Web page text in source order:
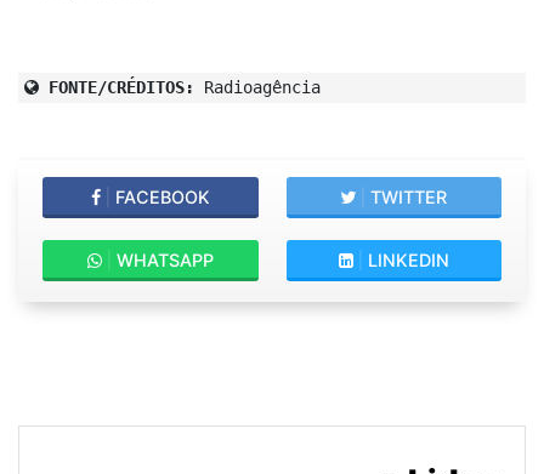
FONTE/CRÉDITOS: Radioagência
FACEBOOK TWITTER
WHATSAPP LINKEDIN